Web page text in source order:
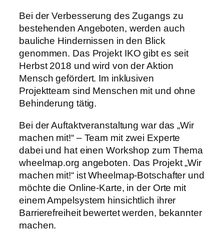
Bei der Verbesserung des Zugangs zu
bestehenden Angeboten, werden auch
bauliche Hindernissen in den Blick
genommen. Das Projekt IKO gibt es seit
Herbst 2018 und wird von der Aktion
Mensch gefördert. Im inklusiven
Projektteam sind Menschen mit und ohne
Behinderung tätig.
Bei der Auftaktveranstaltung war das „Wir
machen mit!“ – Team mit zwei Experte
dabei und hat einen Workshop zum Thema
wheelmap.org angeboten. Das Projekt „Wir
machen mit!“ ist Wheelmap-Botschafter und
möchte die Online-Karte, in der Orte mit
einem Ampelsystem hinsichtlich ihrer
Barrierefreiheit bewertet werden, bekannter
machen.